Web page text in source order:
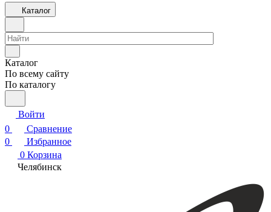
Каталог
Каталог
По всему сайту
По каталогу
Войти
0
Сравнение
0
Избранное
0 Корзина
Челябинск